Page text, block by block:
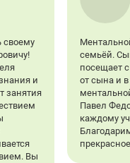
своему
и
занятия
Вы
семьёй.
посещает
от сына и
Павел
каждому